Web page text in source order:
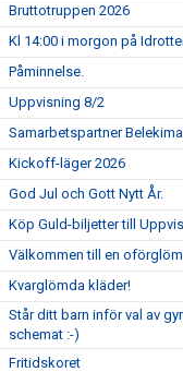
Bruttotruppen 2026
Kl 14:00 i morgon på
Påminnelse.
Uppvisning 8/2
Samarbetspartner Belekima.
Kickoff-läger 2026
God Jul och Gott Nytt År.
Köp Guld-biljetter till
Välkommen till en
Kvarglömda kläder!
Står ditt barn inför val av
schemat :-)
Fritidskoret